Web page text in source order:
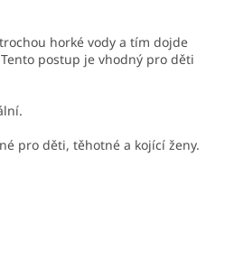
horké vody a tím dojde
postup je vhodný pro děti
pro děti, těhotné a kojící ženy.